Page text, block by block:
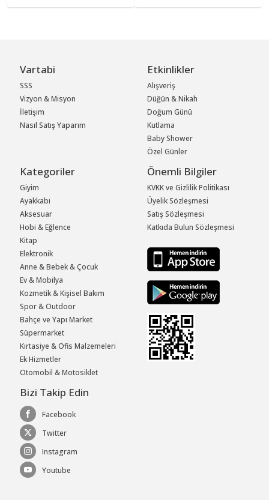
Vartabi
SSS
Vizyon & Misyon
İletişim
Nasıl Satış Yaparım
Etkinlikler
Alışveriş
Düğün & Nikah
Doğum Günü
Kutlama
Baby Shower
Özel Günler
Kategoriler
Giyim
Ayakkabı
Aksesuar
Hobi & Eğlence
Kitap
Elektronik
Anne & Bebek & Çocuk
Ev & Mobilya
Kozmetik & Kişisel Bakım
Spor & Outdoor
Bahçe ve Yapı Market
Süpermarket
Kırtasiye & Ofis Malzemeleri
Ek Hizmetler
Otomobil & Motosiklet
Önemli Bilgiler
KVKK ve Gizlilik Politikası
Üyelik Sözleşmesi
Satış Sözleşmesi
Katkıda Bulun Sözleşmesi
Bizi Takip Edin
Facebook
Twitter
Instagram
Youtube